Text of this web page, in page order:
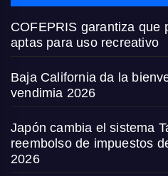
COFEPRIS garantiza que
aptas para uso recreativo
Baja California da la
vendimia 2026
Japón cambia el sistema
reembolso de impuestos
2026